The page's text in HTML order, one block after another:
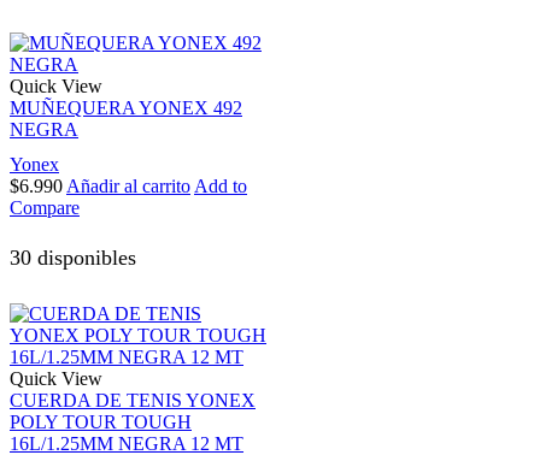
Quick View
MUÑEQUERA YONEX 492
NEGRA
Yonex
$6.990 Añadir al carrito Add to
Compare
30 disponibles
Quick View
CUERDA DE TENIS YONEX
POLY TOUR TOUGH
16L/1.25MM NEGRA 12 MT